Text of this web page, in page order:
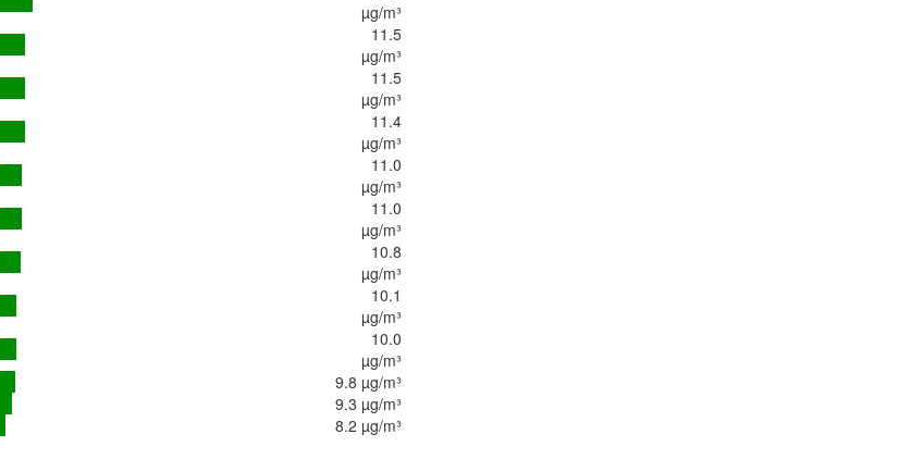
µg/m³
11.5
µg/m³
11.5
µg/m³
11.4
µg/m³
11.0
µg/m³
11.0
µg/m³
10.8
µg/m³
10.1
µg/m³
10.0
µg/m³
9.8 µg/m³
9.3 µg/m³
8.2 µg/m³